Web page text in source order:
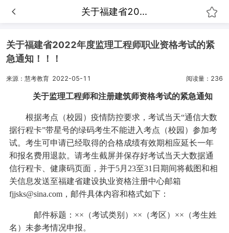
关于福建省20...
关于福建省2022年度监理工程师职业资格考试的紧
急通知！！！
来源：慧考教育 2022-05-11 阅读量：236
关于监理工程师和注册建筑师资格考试的紧急通知
根据考点（校园）疫情防控要求，考试当天“通信大数
据行程卡”带星号的绿码考生不能进入考点（校园）参加考
试。考生可申请已经取得的合格成绩有效期相应延长一年
和报名费用退款。请考生截屏并保存好考试当天大数据通
信行程卡、健康码页面，并于5月23至31日期间将截图和相
关信息发送至福建省建设执业资格注册中心邮箱
fjjsks@sina.com，邮件具体内容和格式如下：
邮件标题：××（考试类别）××（考区）××（考生姓
名）未参考情况申报。